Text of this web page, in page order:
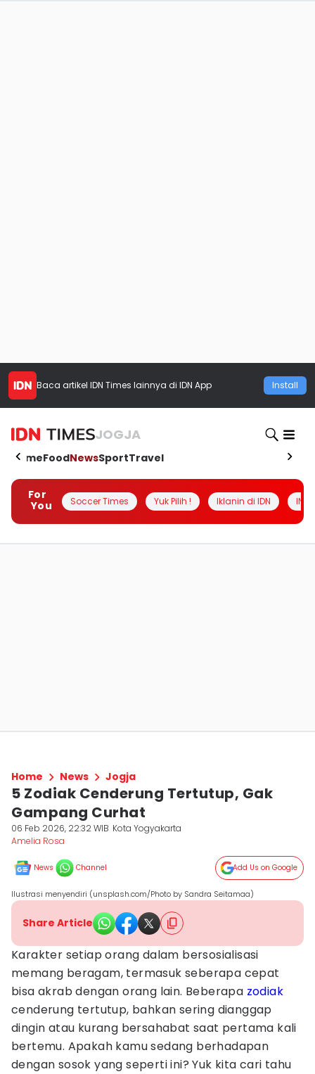
Baca artikel IDN Times lainnya di IDN App Install
JOGJA
HomeFoodNewsSportTravel
For
You
Soccer Times Yuk Pilih ! Iklanin di IDN
Home News Jogja
5 Zodiak Cenderung Tertutup, Gak
Gampang Curhat
06 Feb 2026, 22:32 WIB Kota Yogyakarta
Amelia Rosa
News Channel Add Us on Google
Ilustrasi menyendiri (unsplash.com/Photo by Sandra Seitamaa)
Share Article
Karakter setiap orang dalam bersosialisasi
memang beragam, termasuk seberapa cepat
bisa akrab dengan orang lain. Beberapa zodiak
cenderung tertutup, bahkan sering dianggap
dingin atau kurang bersahabat saat pertama kali
bertemu. Apakah kamu sedang berhadapan
dengan sosok yang seperti ini? Yuk kita cari tahu